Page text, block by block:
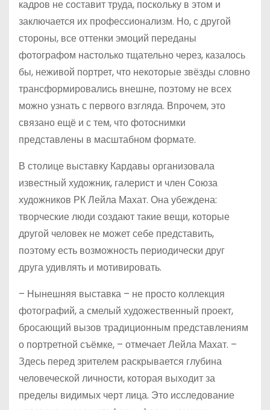
кадров не составит труда, поскольку в этом и
заключается их профессионализм. Но, с другой
стороны, все оттенки эмоций переданы
фотографом настолько тщательно через, казалось
бы, неживой портрет, что некоторые звёзды словно
трансформировались внешне, поэтому не всех
можно узнать с первого взгляда. Впрочем, это
связано ещё и с тем, что фотоснимки
представлены в масштабном формате.
В столице выставку Кардавы организовала
известный художник, галерист и член Союза
художников РК Лейла Махат. Она убеждена:
творческие люди создают такие вещи, которые
другой человек не может себе представить,
поэтому есть возможность периодически друг
друга удивлять и мотивировать.
– Нынешняя выставка – не просто коллекция
фотографий, а смелый художественный проект,
бросающий вызов традиционным представлениям
о портретной съёмке, – отмечает Лейла Махат. –
Здесь перед зрителем раскрывается глубина
человеческой личности, которая выходит за
пределы видимых черт лица. Это исследование